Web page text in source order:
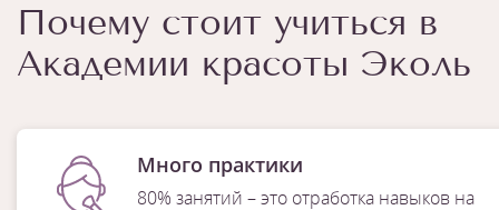
Почему стоит учиться в
Академии красоты Эколь
Много практики
80% занятий – это отработка навыков на